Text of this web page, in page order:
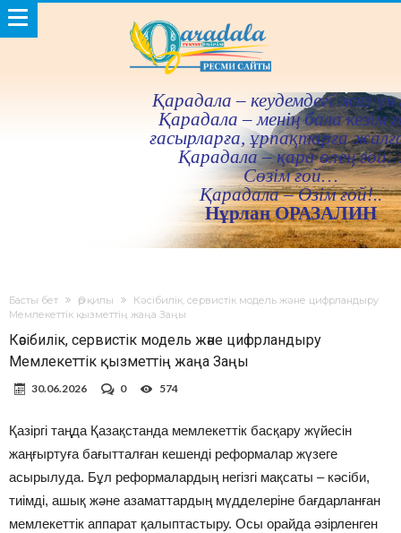
Қарадала – кеудемдегi жез үн
Қарадала – менiң бала кезiм
ғасырларға, ұрпақтарға
Қарадала – қара өлең
Сөзiм ғой…
Қарадала – Өзiм ғой!..
Нұрлан ОРАЗАЛИН
Басты бет Әр қилы
Кәсібилік, сервистік модель және цифрландыру
Мемлекеттік қызметтің жаңа Заңы
Кәсібилік, сервистік модель және цифрландыру
Мемлекеттік қызметтің жаңа Заңы
30.06.2026 0 574
Қазіргі таңда Қазақстанда мемлекеттік басқару жүйесін
жаңғыртуға бағытталған кешенді реформалар жүзеге
асырылуда. Бұл реформалардың негізгі мақсаты – кәсіби,
тиімді, ашық және азаматтардың мүдделеріне бағдарланған
мемлекеттік аппарат қалыптастыру. Осы орайда әзірленген